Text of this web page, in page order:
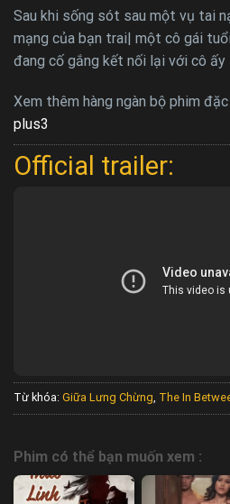
Sau khi sống sót sau một vụ tai
mạng của bạn trai| một cô gái
đang cố gắng kết nối lại với cô
Xem thêm hàng ngàn bộ phim
plus3
Official trailer:
Từ khóa: Giữa Lưng Chừng, The In
Phim có thể bạn muốn xem :